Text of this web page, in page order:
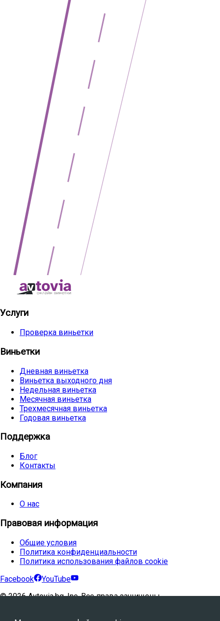
Услуги
Проверка виньетки
Виньетки
Дневная виньетка
Виньетка выходного дня
Недельная виньетка
Месячная виньетка
Трехмесячная виньетка
Годовая виньетка
Поддержка
Блог
Контакты
Компания
О нас
Правовая информация
Общие условия
Политика конфиденциальности
Политика использования файлов cookie
Facebook
YouTube
©2026 Avtovia.bg, Inc. Все права защищены.